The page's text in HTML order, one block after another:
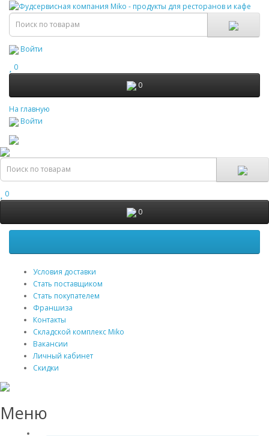
Войти
0
0
На главную
Войти
0
0
Условия доставки
Стать поставщиком
Стать покупателем
Франшиза
Контакты
Складской комплекс Miko
Вакансии
Личный кабинет
Скидки
Меню